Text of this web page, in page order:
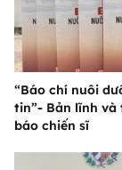
“Báo chí nuôi
tin”- Bản lĩnh và
báo chiến sĩ